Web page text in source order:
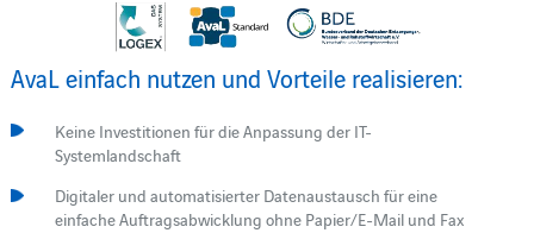
AvaL einfach nutzen und Vorteile realisieren:
Keine Investitionen für die Anpassung der IT-
Systemlandschaft
Digitaler und automatisierter Datenaustausch für eine
einfache Auftragsabwicklung ohne Papier/E-Mail und Fax